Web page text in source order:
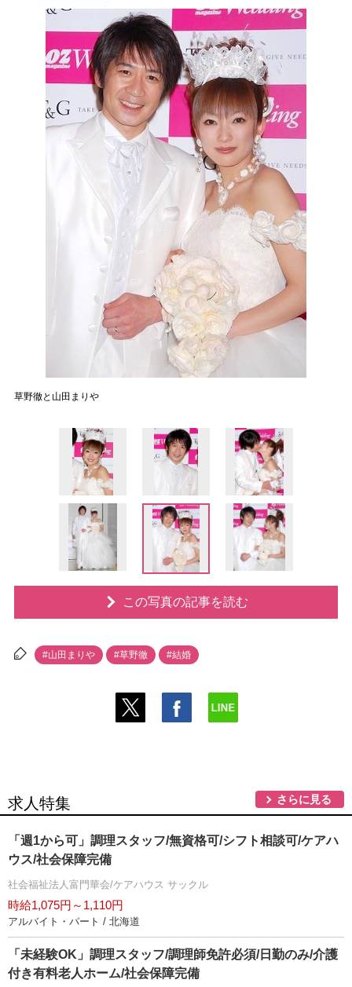
草野徹と山田まり
この写真の記事を読む
#山田まり #草野徹 #結婚
求人特集 さらに見る
「週1から可」調理スタッフ/無資格可/シフト相談可/ケアハ
ウス/社会保障完備
社会福祉法人富門華会/ケアハウス サックル
時給1,075円～1,110円
アルバイト・パート / 北海道
「未経験OK」調理スタッフ/調理師免許必須/日勤のみ/介護
付き有料老人ホーム/社会保障完備